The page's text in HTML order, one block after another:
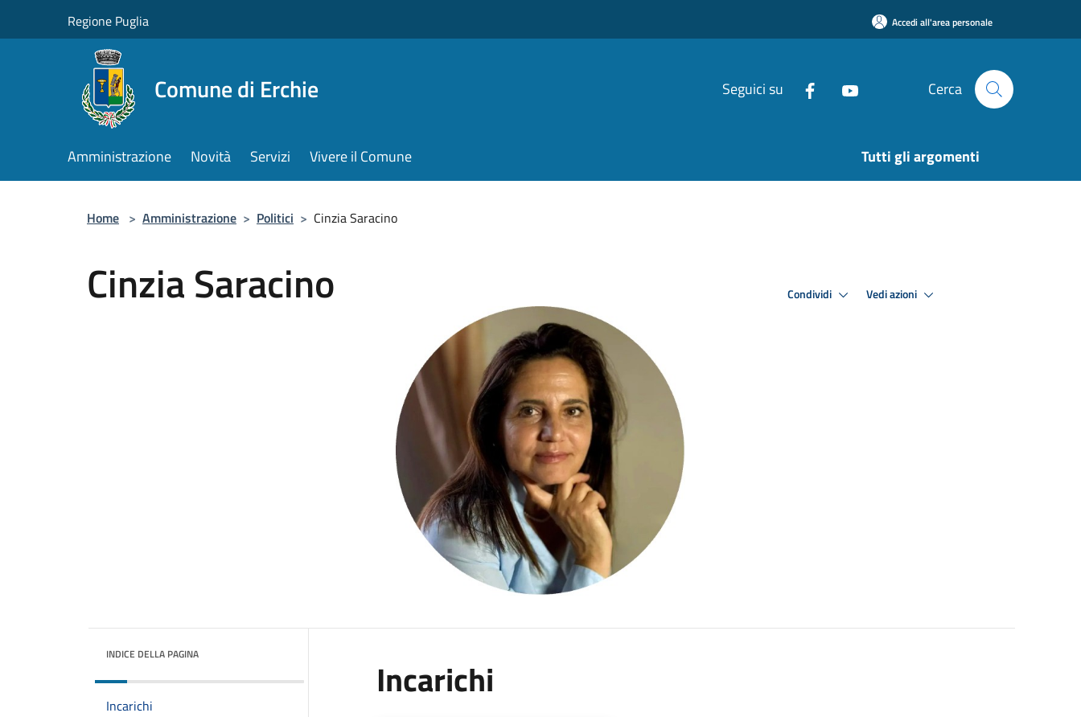
Regione Puglia Accedi all'area personale
Comune di Erchie Seguici su Cerca
Amministrazione Novità Servizi Vivere il Comune Tutti gli argomenti
Home > Amministrazione > Politici > Cinzia Saracino
Cinzia Saracino Condividi Vedi azioni
INDICE DELLA PAGINA
Incarichi
Incarichi